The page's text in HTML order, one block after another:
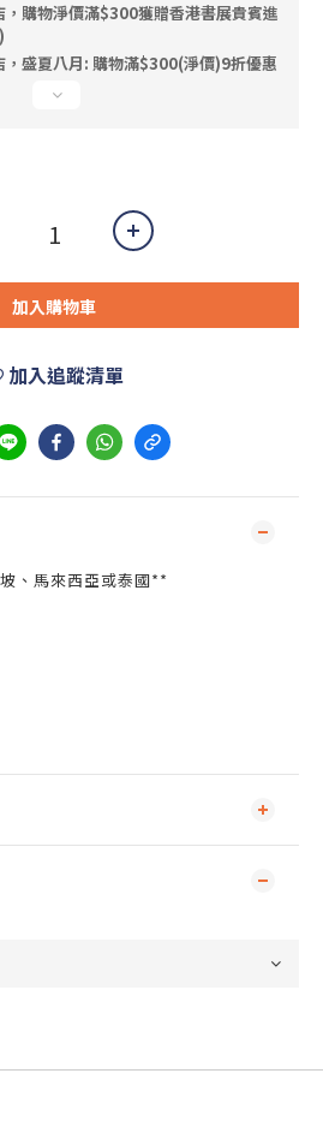
，購物淨價滿$300獲贈香港書展貴賓進
，盛夏八月: 購物滿$300(淨價)9折優惠
加入購物車
加入追蹤清單
、馬來西亞或泰國**